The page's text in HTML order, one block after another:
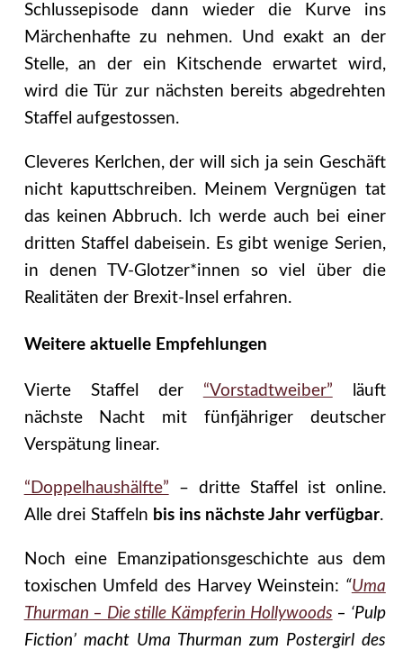
Schlussepisode dann wieder die Kurve ins
Märchenhafte zu nehmen. Und exakt an der
Stelle, an der ein Kitschende erwartet wird,
wird die Tür zur nächsten bereits abgedrehten
Staffel aufgestossen.
Cleveres Kerlchen, der will sich ja sein Geschäft
nicht kaputtschreiben. Meinem Vergnügen tat
das keinen Abbruch. Ich werde auch bei einer
dritten Staffel dabeisein. Es gibt wenige Serien,
in denen TV-Glotzer*innen so viel über die
Realitäten der Brexit-Insel erfahren.
Weitere aktuelle Empfehlungen
Vierte Staffel der “Vorstadtweiber” läuft
nächste Nacht mit fünfjähriger deutscher
Verspätung linear.
“Doppelhaushälfte” – dritte Staffel ist online.
Alle drei Staffeln bis ins nächste Jahr verfügbar.
Noch eine Emanzipationsgeschichte aus dem
toxischen Umfeld des Harvey Weinstein: “Uma
Thurman – Die stille Kämpferin Hollywoods – ‘Pulp
Fiction’ macht Uma Thurman zum Postergirl des